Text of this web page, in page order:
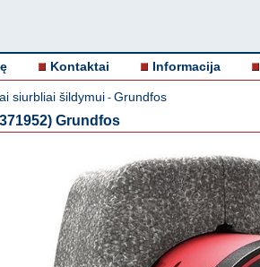
Kontaktai Informacija
siurbliai šildymui - Grundfos
Grundfos